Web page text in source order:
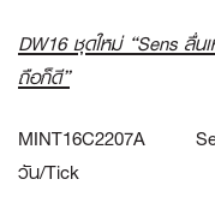
DW16 ชุดใหม่ “Sens ลื่น
ถือก็ดี”
MINT16C2207A
วัน/Tick